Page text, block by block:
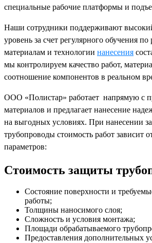
специальные рабочие платформы и
Наши сотрудники поддерживают
уровень за счет регулярного обучения
материалам и технологии нанесения
мы контролируем качество работ,
соотношение компонентов в реальном
ООО «Полистар» работает напрямую с
материалов и предлагает нанесение
на выгодных условиях. При нанесении
трубопроводы стоимость работ зависит
параметров:
Стоимость защиты
Состояние поверхности и
работы;
Толщины наносимого слоя;
Сложность и условия монтажа;
Площади обрабатываемого
Предоставления дополнительных